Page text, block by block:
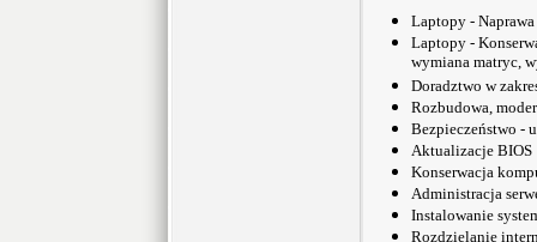
Laptopy -
Laptopy -
wymiana matryc,
Doradztwo w
Rozbudowa,
Bezpieczeństwo -
Aktualizacje BIOS
Konserwacja
Administracja
Instalowanie
Rozdzielanie